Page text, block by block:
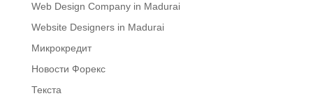
Web Design Company in Madurai
Website Designers in Madurai
Микрокредит
Новости Форекс
Текста